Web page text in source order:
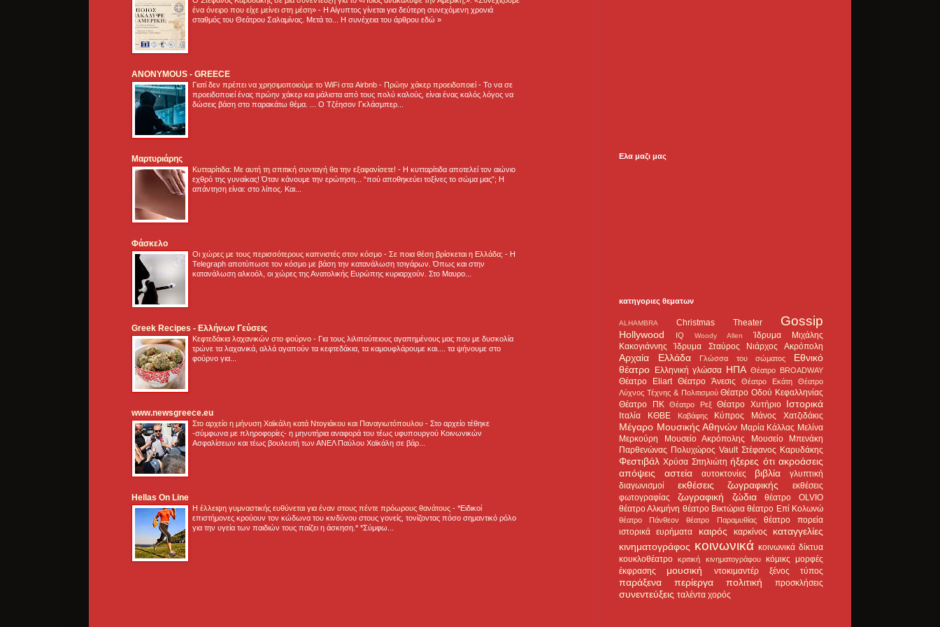
ένα όνειρο που είχε μείνει στη μέση» - Η Αίγυπτος γίνεται για δεύτερη συνεχόμενη χρονιά
σταθμός του Θεάτρου Σαλαμίνας. Μετά το... Η συνέχεια του άρθρου εδώ »
ANONYMOUS - GREECE
Γιατί δεν πρέπει να χρησιμοποιούμε το WiFi στα Airbnb - Πρώην χάκερ προειδοποιεί- Το να σε
προειδοποιεί ένας πρώην χάκερ και μάλιστα από τους πολύ καλούς, είναι ένας καλός λόγος να
δώσεις βάση στο παρακάτω θέμα. ... Ο Τζέησον Γκλάσμπερ...
Μαρτυριάρης
Κυτταρίτιδα: Με αυτή τη σπιτική συνταγή θα την εξαφανίσετε! - H κυτταρίτιδα αποτελεί τον αιώνιο
εχθρό της γυναίκας! Όταν κάνουμε την ερώτηση... “πού αποθηκεύει τοξίνες το σώμα μας”; Η
απάντηση είναι: στο λίπος. Και...
Φάσκελο
Οι χώρες με τους περισσότερους καπνιστές στον κόσμο - Σε ποια θέση βρίσκεται η Ελλάδα; - Η
Telegraph αποτύπωσε τον κόσμο με βάση την κατανάλωση τσιγάρων. Όπως και στην
κατανάλωση αλκοόλ, οι χώρες της Ανατολικής Ευρώπης κυριαρχούν. Στο Μαυρο...
Greek Recipes - Ελλήνων Γεύσεις
Κεφτεδάκια λαχανικών στο φούρνο - Για τους λιλιπούτειους αγαπημένους μας που με δυσκολία
τρώνε τα λαχανικά, αλλά αγαπούν τα κεφτεδάκια, τα καμουφλάρουμε και.... τα ψήνουμε στο
φούρνο για...
www.newsgreece.eu
Στο αρχείο η μήνυση Χαϊκάλη κατά Ντογιάκου και Παναγιωτόπουλου - Στο αρχείο τέθηκε
-σύμφωνα με πληροφορίες- η μηνυτήρια αναφορά του τέως υφυπουργού Κοινωνικών
Ασφαλίσεων και τέως βουλευτή των ΑΝΕΛ Παύλου Χαϊκάλη σε βάρ...
Hellas On Line
Η έλλειψη γυμναστικής ευθύνεται για έναν στους πέντε πρόωρους θανάτους - *Ειδικοί
επιστήμονες κρούουν τον κώδωνα του κινδύνου στους γονείς, τονίζοντας πόσο σημαντικό ρόλο
για την υγεία των παιδιών τους παίζει η άσκηση.* *Σύμφω...
Ελα μαζι μας
κατηγοριες θεματων
ALHAMBRA Christmas Theater Gossip
Hollywood IQ Woody Allen
Ίδρυμα Μιχάλης
Κακογιάννης
Ίδρυμα Σταύρος Νιάρχος Ακρόπολη
Αρχαία Ελλάδα Γλώσσα του σώματος
Εθνικό
θέατρο Ελληνική γλώσσα ΗΠΑ Θέατρο BROADWAY
Θέατρο Eliart Θέατρο Άνεσις Θέατρο Εκάτη
Θέατρο
Λύχνος Τέχνης & Πολιτισμού Θέατρο Οδού Κεφαλληνίας
Θέατρο ΠΚ
Θέατρο Ρεξ Θέατρο Χυτήριο Ιστορικά
Ιταλία ΚΘΒΕ Καβάφης Κύπρος Μάνος Χατζιδάκις
Μέγαρο Μουσικής Αθηνών Μαρία Κάλλας Μελίνα
Μερκούρη
Μουσείο Ακρόπολης
Μουσείο Μπενάκη
Παρθενώνας Πολυχώρος Vault Στέφανος Καρυδάκης
Φεστιβάλ Χρύσα Σπηλιώτη ήξερες ότι ακροάσεις
απόψεις
αστεία αυτοκτονίες βιβλία
γλυπτική
διαγωνισμοί
εκθέσεις ζωγραφικής
εκθέσεις
φωτογραφίας
ζωγραφική ζώδια
θέατρο OLVIO
θέατρο Αλκμήνη θέατρο Βικτώρια θέατρο Επί Κολωνώ
θέατρο Πάνθεον θέατρο Παραμυθίας
θέατρο πορεία
ιστορικά ευρήματα
καιρός καρκίνος
καταγγελίες
κινηματογράφος κοινωνικά κοινωνικά δίκτυα
κουκλοθέατρο
κριτική κινηματογράφου κόμικς μορφές
έκφρασης
μουσική ντοκιμαντέρ ξένος τύπος
παράξενα περίεργα πολιτική προσκλήσεις
συνεντεύξεις ταλέντα χορός